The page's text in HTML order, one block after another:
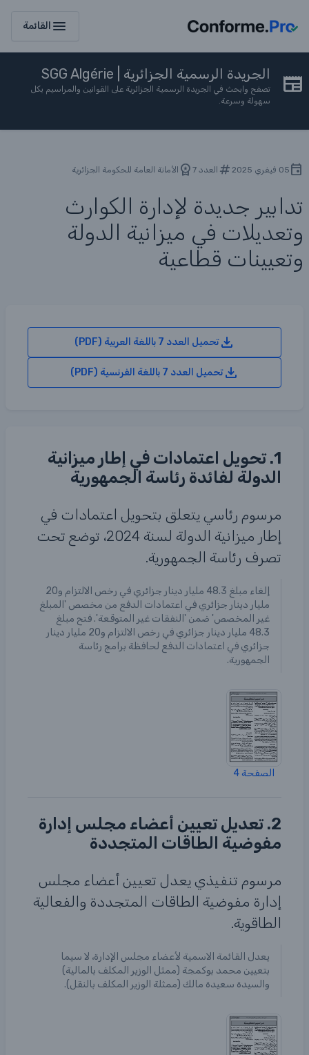
menu القائمة
الجريدة الرسمية الجزائرية | SGG Algérie
تصفح وابحث في الجريدة الرسمية الجزائرية على القوانين والمراسيم بكل
سهولة وسرعة.
05 فيفري 2025 العدد 7 الأمانة العامة للحكومة الجزائرية
تدابير جديدة لإدارة الكوارث
وتعديلات في ميزانية الدولة
وتعيينات قطاعية
تحميل العدد 7 باللغة العربية (PDF)
تحميل العدد 7 باللغة الفرنسية (PDF)
1. تحويل اعتمادات في إطار ميزانية
الدولة لفائدة رئاسة الجمهورية
مرسوم رئاسي يتعلق بتحويل اعتمادات في
إطار ميزانية الدولة لسنة 2024، توضع تحت
تصرف رئاسة الجمهورية.
إلغاء مبلغ 48.3 مليار دينار جزائري في رخص الالتزام و20
مليار دينار جزائري في اعتمادات الدفع من مخصص 'المبلغ
غير المخصص' ضمن 'النفقات غير المتوقعة'. فتح مبلغ
48.3 مليار دينار جزائري في رخص الالتزام و20 مليار دينار
جزائري في اعتمادات الدفع لحافظة برامج رئاسة
الجمهورية.
الصفحة 4
2. تعديل تعيين أعضاء مجلس إدارة
مفوضية الطاقات المتجددة
مرسوم تنفيذي يعدل تعيين أعضاء مجلس
إدارة مفوضية الطاقات المتجددة والفعالية
الطاقوية.
يعدل القائمة الاسمية لأعضاء مجلس الإدارة، لا سيما
بتعيين محمد بوكمجة (ممثل الوزير المكلف بالمالية)
والسيدة سعيدة مالك (ممثلة الوزير المكلف بالنقل).